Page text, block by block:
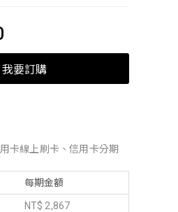
我要訂購
卡線上刷卡、信用卡分期
每期金額
NT$ 2,867